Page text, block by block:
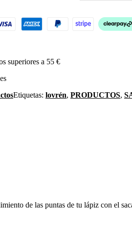
superiores a 55 €
Etiquetas: lovrén, PRODUCTOS,
de las puntas de tu lápiz con el